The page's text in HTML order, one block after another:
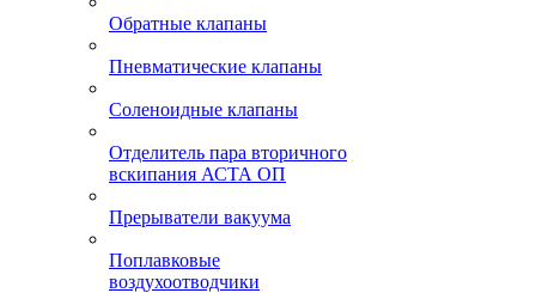
Обратные клапаны
Пневматические клапаны
Соленоидные клапаны
Отделитель пара вторичного
вскипания АСТА ОП
Прерыватели вакуума
Поплавковые
воздухоотводчики